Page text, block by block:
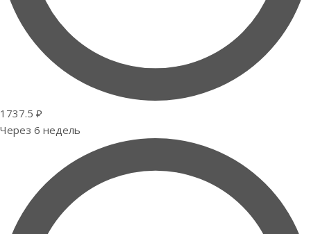
1737.5 ₽
Через 6 недель